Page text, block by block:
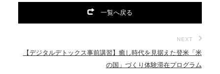
一覧へ戻る
NEXT
【デジタルデトックス事前講習】癒し時代を見据えた登米「米
の国」づくり体験滞在プログラム